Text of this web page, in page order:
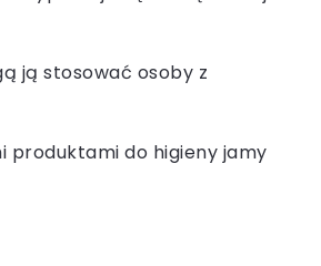
ją stosować osoby z
produktami do higieny jamy